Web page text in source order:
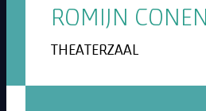
ROMIJN CONEN
THEATERZAAL